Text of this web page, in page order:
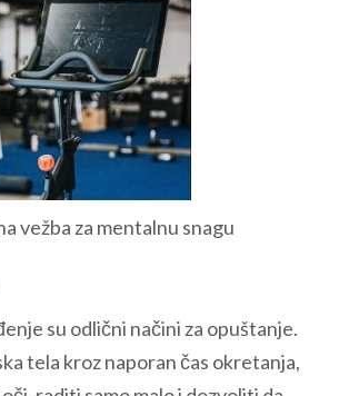
vežba za mentalnu snagu
su odlični načini za opuštanje.
tela kroz naporan čas okretanja,